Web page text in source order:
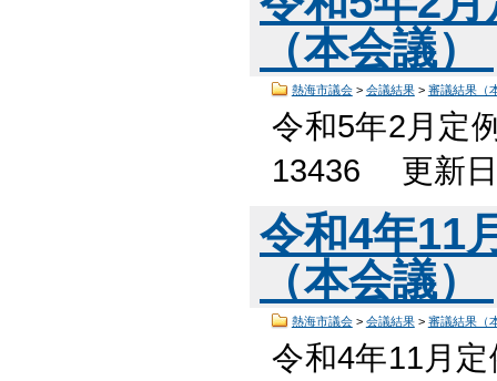
（本会議）
熱海市議会> 会議結果> 審議結果（
令和5年2月定
13436 更新
令和4年11
（本会議）
熱海市議会> 会議結果> 審議結果（
令和4年11月